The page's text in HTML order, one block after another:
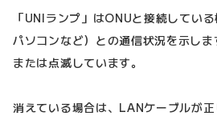
「UNIランプ」はONUと接続してい
パソコンなど）との通信状況を示し
または点滅しています。
消えている場合は、LANケーブルが正